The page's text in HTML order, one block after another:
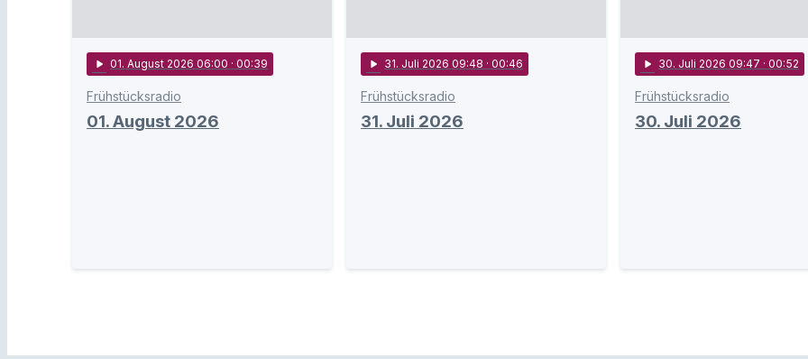
play_arrow 01. August 2026 06:00 · 00:39
Frühstücksradio
01. August 2026
play_arrow 31. Juli 2026 09:48 · 00:46
Frühstücksradio
31. Juli 2026
play_arrow 30. Juli 2026 09:47 · 00:52
Frühstücksradio
30. Juli 2026